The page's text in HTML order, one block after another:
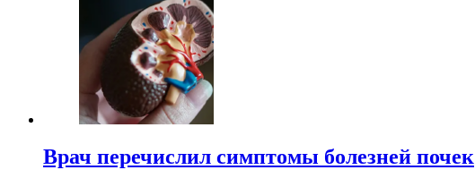
Врач перечислил симптомы болезней почек